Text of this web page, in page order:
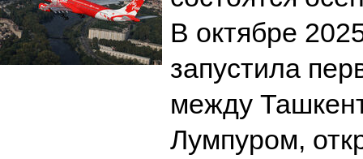
В октябре
запустила
между
Лумпуром,